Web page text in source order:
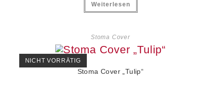
Weiterlesen
Stoma Cover
NICHT VORRÄTIG
Stoma Cover „Tulip“